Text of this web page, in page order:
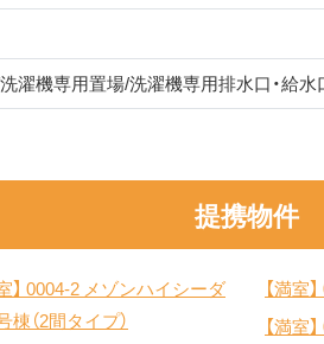
濯機専用置場/洗濯機専用排水口・給
提携物件
】 0004-2 メゾンハイシーダ
棟（2間タイプ）
【満室】
【満室】